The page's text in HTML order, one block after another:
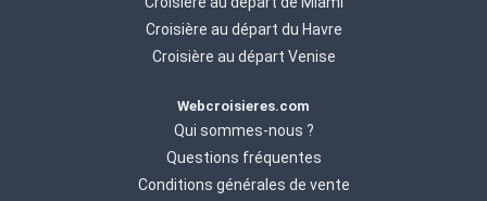
Croisière au départ du Havre
Croisière au départ Venise
Webcroisieres.com
Qui sommes-nous ?
Questions fréquentes
Conditions générales de vente